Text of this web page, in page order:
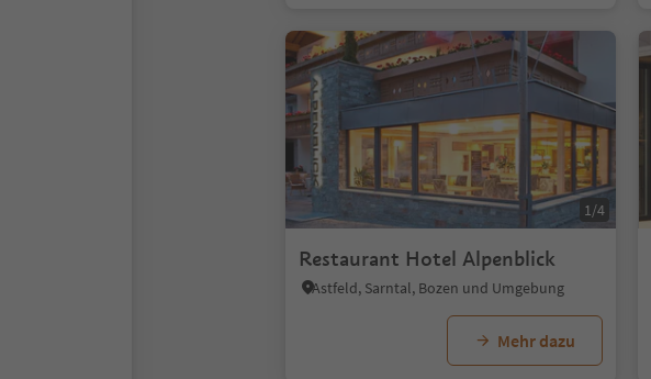
1/4
Restaurant Hotel Alpenblick
Astfeld, Sarntal, Bozen und Umgebung
Mehr dazu